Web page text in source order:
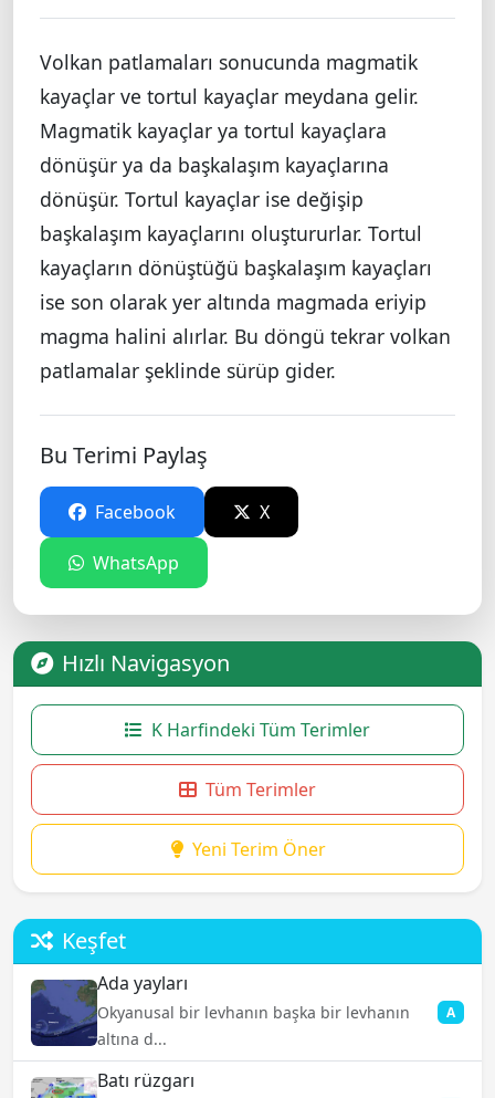
Volkan patlamaları sonucunda magmatik
kayaçlar ve tortul kayaçlar meydana gelir.
Magmatik kayaçlar ya tortul kayaçlara
dönüşür ya da başkalaşım kayaçlarına
dönüşür. Tortul kayaçlar ise değişip
başkalaşım kayaçlarını oluştururlar. Tortul
kayaçların dönüştüğü başkalaşım kayaçları
ise son olarak yer altında magmada eriyip
magma halini alırlar. Bu döngü tekrar volkan
patlamalar şeklinde sürüp gider.
Bu Terimi Paylaş
Facebook X
WhatsApp
Hızlı Navigasyon
K Harfindeki Tüm Terimler
Tüm Terimler
Yeni Terim Öner
Keşfet
Ada yayları
Okyanusal bir levhanın başka bir levhanın
altına d...
A
Batı rüzgarı